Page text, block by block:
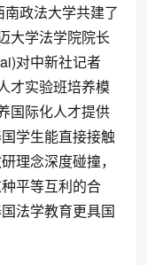
政法大学共建了
大学法学院院长
对中新社记者
才实验班培养模
国际化人才提供
学生能直接接触
理念深度碰撞，
平等互利的合
法学教育更具国